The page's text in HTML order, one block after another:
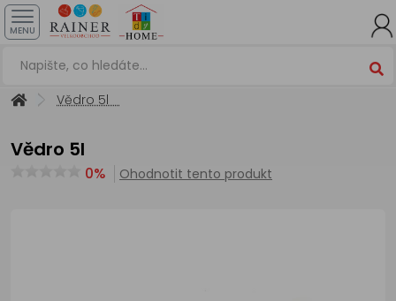
MENU
Vědro 5l
Vědro 5l
0% Ohodnotit tento produkt